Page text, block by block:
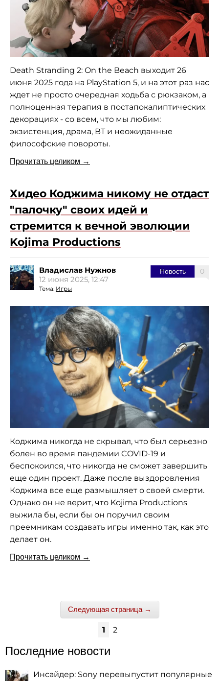
Death Stranding 2: On the Beach выходит 26
июня 2025 года на PlayStation 5, и на этот раз нас
ждет не просто очередная ходьба с рюкзаком, а
полноценная терапия в постапокалиптических
декорациях - со всем, что мы любим:
экзистенция, драма, BT и неожиданные
философские повороты.
Прочитать целиком →
Хидео Коджима никому не отдаст
"палочку" своих идей и
стремится к вечной эволюции
Kojima Productions
0
Новость
Владислав Нужнов
12 июня 2025, 12:47
Тема: Игры
Коджима никогда не скрывал, что был серьезно
болен во время пандемии COVID-19 и
беспокоился, что никогда не сможет завершить
еще один проект. Даже после выздоровления
Коджима все еще размышляет о своей смерти.
Однако он не верит, что Kojima Productions
выжила бы, если бы он поручил своим
преемникам создавать игры именно так, как это
делает он.
Прочитать целиком →
Следующая страница →
1 2
Последние новости
Инсайдер: Sony перевыпустит популярные